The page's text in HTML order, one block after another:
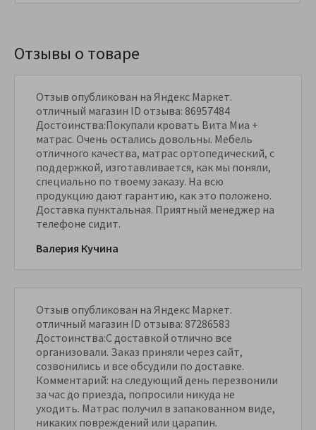
Отзывы о товаре
Отзыв опубликован на Яндекс Маркет.
отличный магазин ID отзыва: 86957484
Достоинства:Покупали кровать Вита Миа +
матрас. Очень остались довольны. Мебель
отличного качества, матрас ортопедический, с
поддержкой, изготавливается, как мы поняли,
специально по твоему заказу. На всю
продукцию дают гарантию, как это положено.
Доставка пунктальная. Приятный менеджер на
телефоне сидит.
Валерия Кучина
Отзыв опубликован на Яндекс Маркет.
отличный магазин ID отзыва: 87286583
Достоинства:С доставкой отлично все
организовали. Заказ приняли через сайт,
созвонились и все обсудили по доставке.
Комментарий: на следующий день перезвонили
за час до приезда, попросили никуда не
уходить. Матрас получил в запакованном виде,
никаких повреждений или царапин.